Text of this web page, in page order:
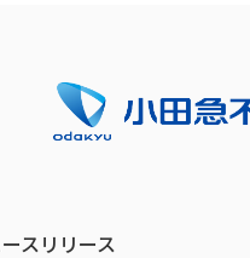
スリリース